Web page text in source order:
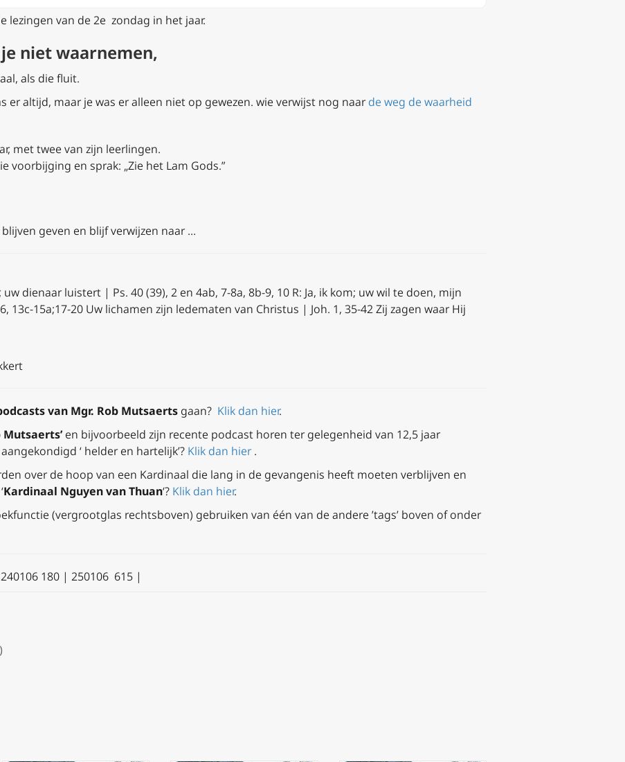
lezingen van de 2e zondag in het jaar.
niet waarnemen,
als die fluit.
er altijd, maar je was er alleen niet op gewezen. wie verwijst nog naarde weg de waarheid
met twee van zijn leerlingen.
voorbijging en sprak: „Zie het Lam Gods.”
geven en blijf verwijzen naar …
uw dienaar luistert | Ps. 40 (39), 2 en 4ab, 7-8a, 8b-9, 10 R: Ja, ik kom; uw wil te doen, mijn
13c-15a;17-20 Uw lichamen zijn ledematen van Christus | Joh. 1, 35-42 Zij zagen waar Hij
van Mgr. Rob Mutsaerts gaan? Klik dan hier.
Mutsaerts’ en bijvoorbeeld zijn recente podcast horen ter gelegenheid van 12,5 jaar
‘ helder en hartelijk’? Klik dan hier .
over de hoop van een Kardinaal die lang in de gevangenis heeft moeten verblijven en
Kardinaal Nguyen van Thuan‘? Klik dan hier.
(vergrootglas rechtsboven) gebruiken van één van de andere ’tags’ boven of onder
180 | 250106 615 |